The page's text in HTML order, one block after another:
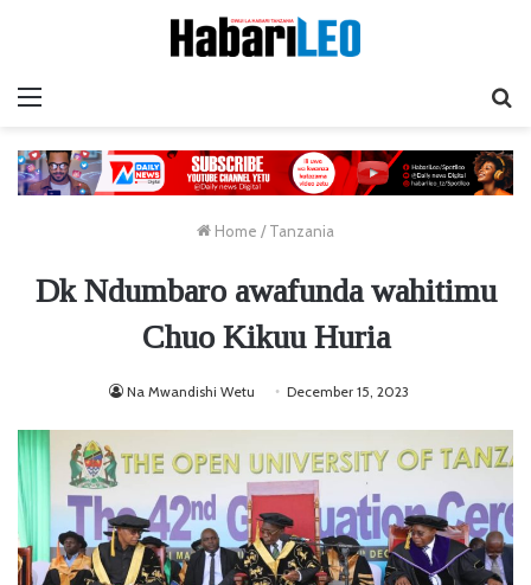
Home / Tanzania
Dk Ndumbaro awafunda wahitimu
Chuo Kikuu Huria
Na Mwandishi Wetu December 15, 2023